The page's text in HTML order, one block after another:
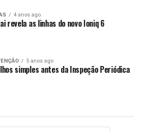
4 anos ago
revela as linhas do novo Ioniq 6
5 anos ago
simples antes da Inspeção Periódica